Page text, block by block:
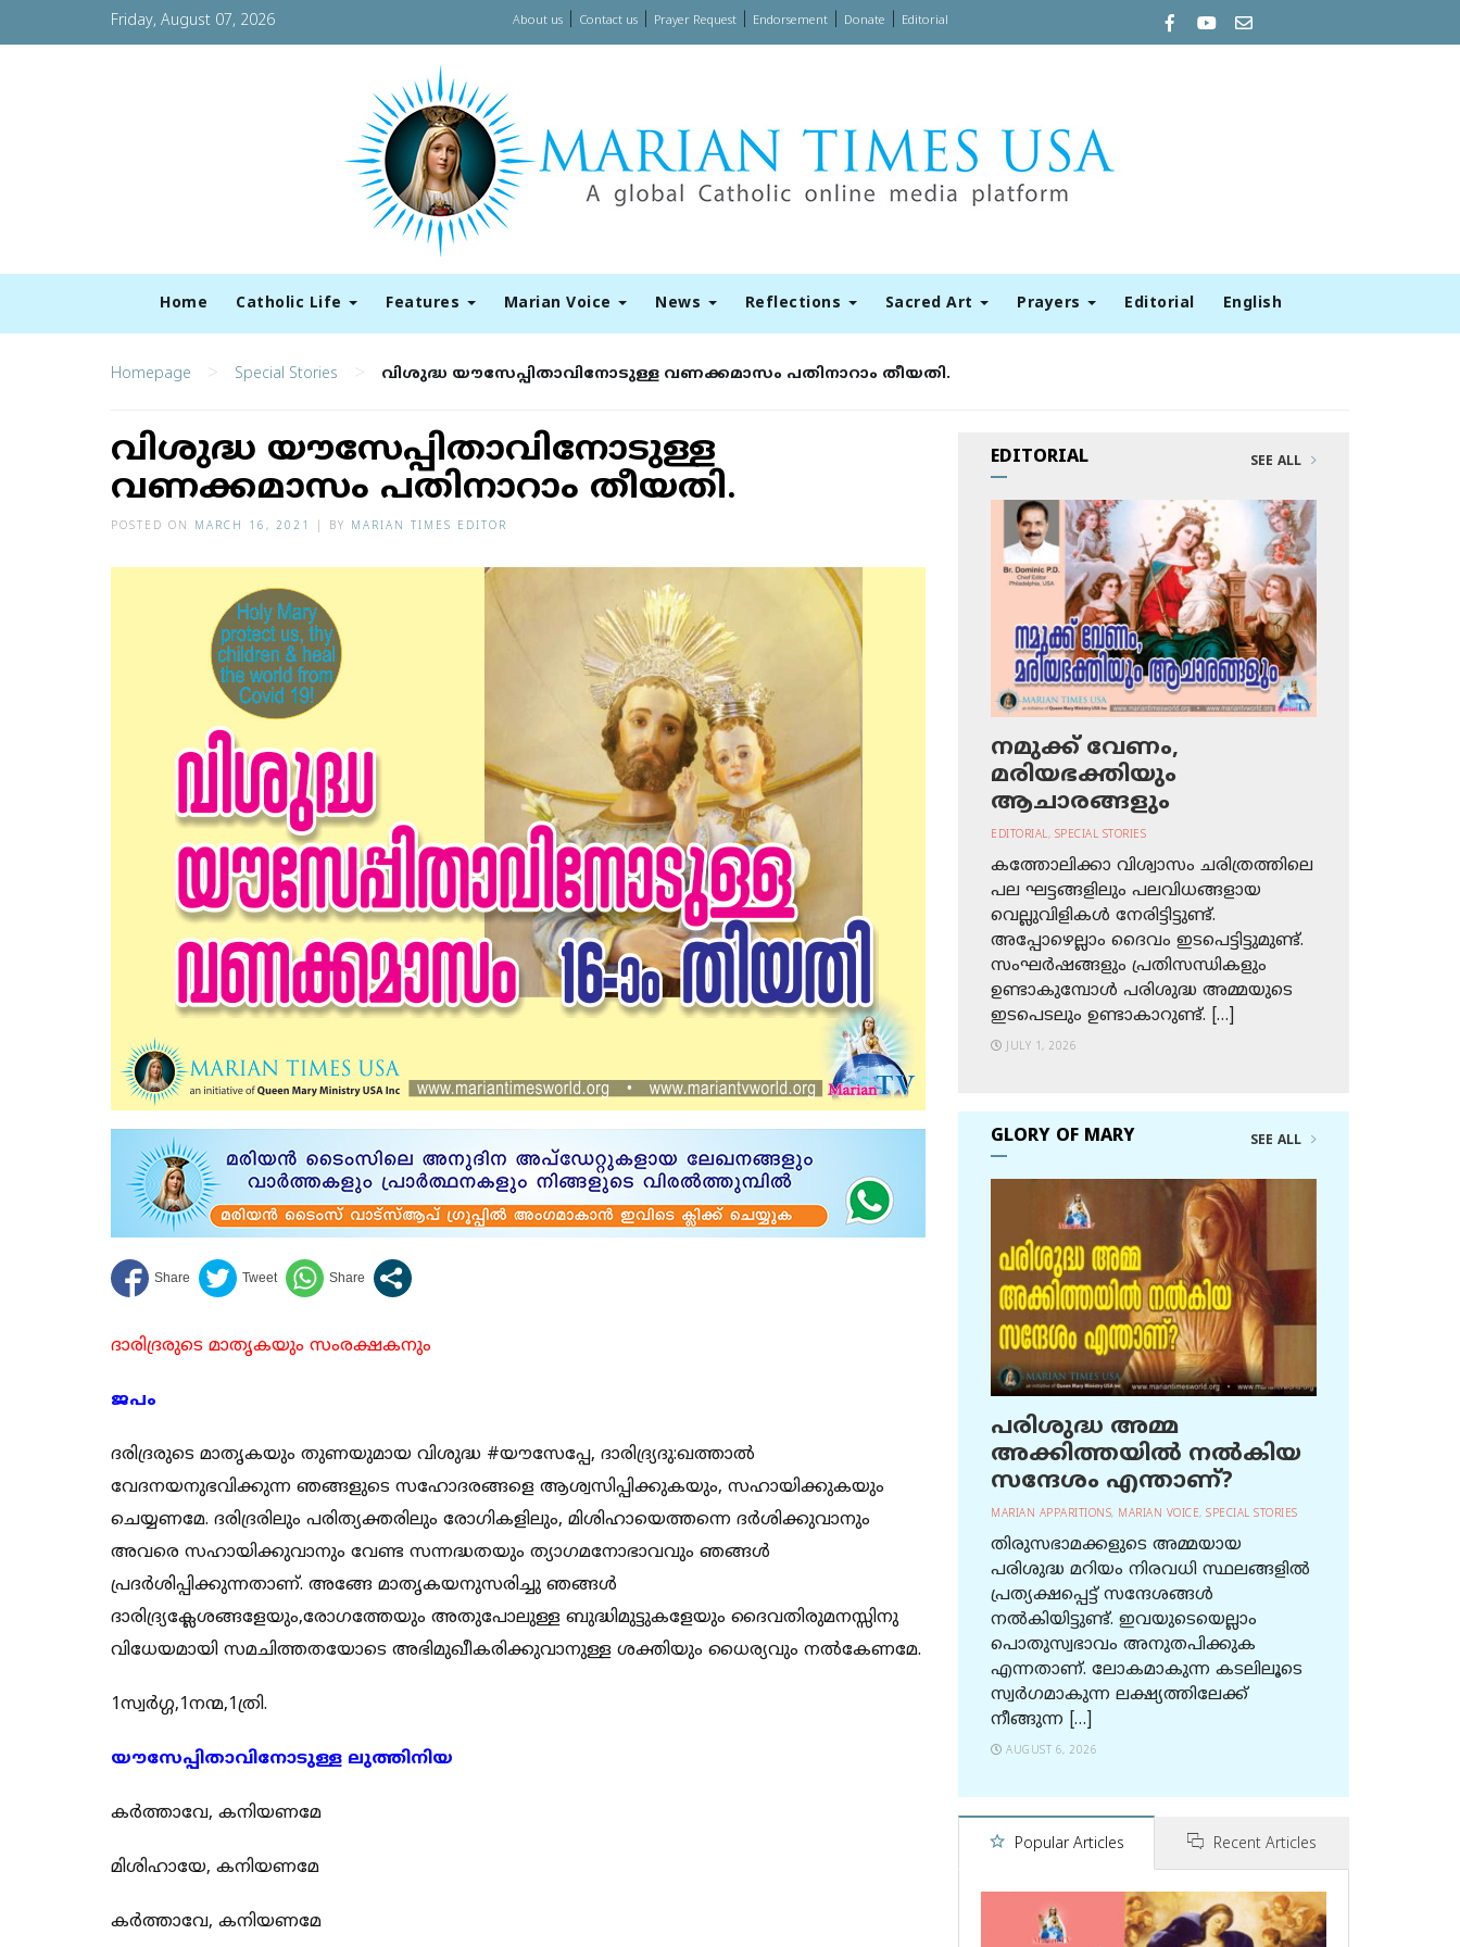
Friday, August 07, 2026 About us| Contact us| Prayer Request| Endorsement| Donate Editorial
Home Catholic Life Features Marian Voice News Reflections Sacred Art Prayers Editorial English
Homepage > Special Stories > വിശുദ്ധ യൗസേപ്പിതാവിനോടുള്ള വണക്കമാസം പതിനാറാം തീയതി.
വിശുദ്ധ യൗസേപ്പിതാവിനോടുള്ള
വണക്കമാസം പതിനാറാം തീയതി.
POSTED ON MARCH 16, 2021 BY MARIAN TIMES EDITOR
ദാരിദ്രരുടെ മാതൃകയും സംരക്ഷകനും
ജപം
ദരിദ്രരുടെ മാതൃകയും തുണയുമായ വിശുദ്ധ #യൗസേപ്പേ, ദാരിദ്ര്യദു:ഖത്താൽ
വേദനയനുഭവിക്കുന്ന ഞങ്ങളുടെ സഹോദരങ്ങളെ ആശ്വസിപ്പിക്കുകയും, സഹായിക്കുകയും
ചെയ്യണമേ. ദരിദ്രരിലും പരിത്യക്തരിലും രോഗികളിലും, മിശിഹായെത്തന്നെ ദർശിക്കുവാനും
അവരെ സഹായിക്കുവാനും വേണ്ട സന്നദ്ധതയും ത്യാഗമനോഭാവവും ഞങ്ങൾ
പ്രദർശിപ്പിക്കുന്നതാണ്. അങ്ങേ മാതൃകയനുസരിച്ചു ഞങ്ങൾ
ദാരിദ്ര്യക്ലേശങ്ങളേയും,രോഗത്തേയും അതുപോലുള്ള ബുദ്ധിമുട്ടുകളേയും ദൈവതിരുമനസ്സിനു
വിധേയമായി സമചിത്തതയോടെ അഭിമുഖീകരിക്കുവാനുള്ള ശക്തിയും ധൈര്യവും നൽകേണമേ.
1സ്വർഗ്ഗ,1നന്മ,1ത്രി.
യൗസേപ്പിതാവിനോടുള്ള ലുത്തിനിയ
കർത്താവേ, കനിയണമേ
മിശിഹായേ, കനിയണമേ
കർത്താവേ, കനിയണമേ
EDITORIAL SEE ALL
നമുക്ക് വേണം,
മരിയഭക്തിയും
ആചാരങ്ങളും
EDITORIAL, SPECIAL STORIES
കത്തോലിക്കാ വിശ്വാസം ചരിത്രത്തിലെ
പല ഘട്ടങ്ങളിലും പലവിധങ്ങളായ
വെല്ലുവിളികള്‍ നേരിട്ടിട്ടുണ്ട്.
അപ്പോഴെല്ലാം ദൈവം ഇടപെട്ടിട്ടുമുണ്ട്.
സംഘര്‍ഷങ്ങളും പ്രതിസന്ധികളും
ഉണ്ടാകുമ്പോള്‍ പരിശുദ്ധ അമ്മയുടെ
ഇടപെടലും ഉണ്ടാകാറുണ്ട്. […]
JULY 1, 2026
GLORY OF MARY SEE ALL
പരിശുദ്ധ അമ്മ
അക്കിത്തയില്‍ നല്‍കിയ
സന്ദേശം എന്താണ്?
MARIAN APPARITIONS, MARIAN VOICE, SPECIAL STORIES
തിരുസഭാമക്കളുടെ അമ്മയായ
പരിശുദ്ധ മറിയം നിരവധി സ്ഥലങ്ങളിൽ
പ്രത്യക്ഷപ്പെട്ട് സന്ദേശങ്ങൾ
നൽകിയിട്ടുണ്ട്. ഇവയുടെയെല്ലാം
പൊതുസ്വഭാവം അനുതപിക്കുക
എന്നതാണ്. ലോകമാകുന്ന കടലിലൂടെ
സ്വർഗമാകുന്ന ലക്ഷ്യത്തിലേക്ക്
നീങ്ങുന്ന […]
AUGUST 6, 2026
Popular Articles Recent Articles